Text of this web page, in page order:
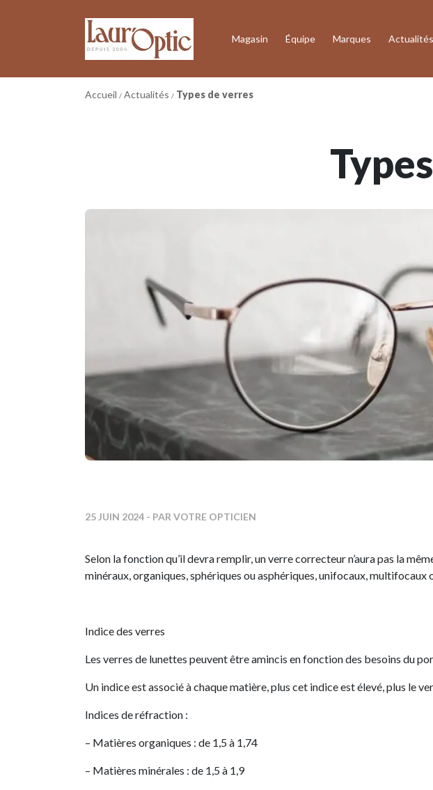
Magasin Équipe Marques Actualités
Accueil Actualités Types de verres
25 JUIN 2024 - PAR VOTRE OPTICIEN
Selon la fonction qu’il devra remplir, un verre correcteur n’aura pas la
minéraux, organiques, sphériques ou asphériques, unifocaux,
Indice des verres
Les verres de lunettes peuvent être amincis en fonction des besoins du
Un indice est associé à chaque matière, plus cet indice est élevé, plus le
Indices de réfraction :
– Matières organiques : de 1,5 à 1,74
– Matières minérales : de 1,5 à 1,9